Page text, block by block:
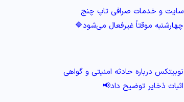
سایت و خدمات صرافی تاپ‌ چنج
چهارشنبه موقتاً غیرفعال می‌شود🔷
نوبیتکس درباره حادثه امنیتی و گواهی
اثبات ذخایر توضیح داد📢